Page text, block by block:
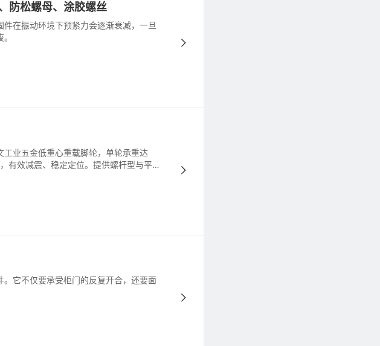
防松螺母、涂胶螺丝
在振动环境下预紧力会逐渐衰减，一旦
业五金低重心重载脚轮，单轮承重达
效减震、稳定定位。提供螺杆型与平板
它不仅要承受柜门的反复开合，还要面